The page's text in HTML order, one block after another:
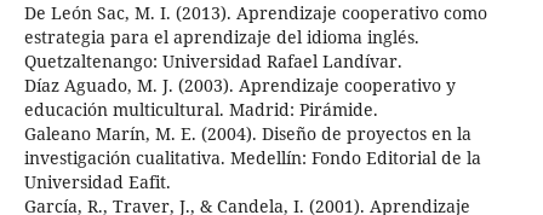
De León Sac, M. I. (2013). Aprendizaje cooperativo como
estrategia para el aprendizaje del idioma inglés.
Quetzaltenango: Universidad Rafael Landívar.
Díaz Aguado, M. J. (2003). Aprendizaje cooperativo y
educación multicultural. Madrid: Pirámide.
Galeano Marín, M. E. (2004). Diseño de proyectos en la
investigación cualitativa. Medellín: Fondo Editorial de la
Universidad Eafit.
García, R., Traver, J., & Candela, I. (2001). Aprendizaje